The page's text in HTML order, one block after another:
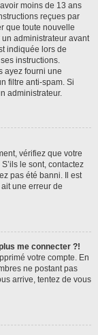
moins de 13 ans
reçues par
que toute nouvelle
administrateur avant
indiquée lors de
instructions.
ayez fourni une
filtre anti-spam. Si
administrateur.
vérifiez que votre
le sont, contactez
pas été banni. Il est
une erreur de
me connecter ?!
votre compte. En
ne postant pas
arrive, tentez de vous